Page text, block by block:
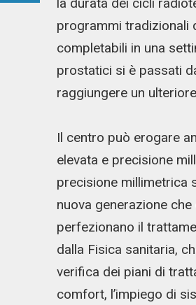
programmi tradizionali
completabili in una
prostatici si è passati
raggiungere un
Il centro può erogare
elevata e precisione
precisione millimetrica
nuova generazione
perfezionano il
dalla Fisica sanitaria,
verifica dei piani di
comfort, l’impiego di